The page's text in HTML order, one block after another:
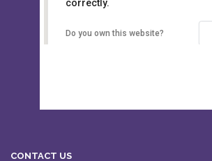
Secondary Education,
Sylhet
This page can't load Google